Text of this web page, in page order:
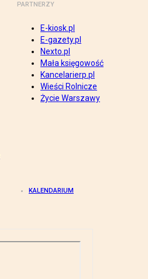
PARTNERZY
E-kiosk.pl
E-gazety.pl
Nexto.pl
Mała księgowość
Kancelarierp.pl
Wieści Rolnicze
Życie Warszawy
KALENDARIUM